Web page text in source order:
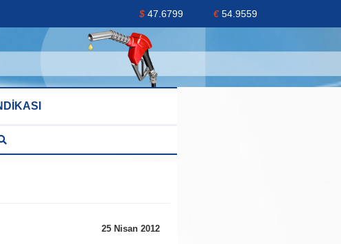
$ 47.6799 €54.9559
25 Nisan 2012